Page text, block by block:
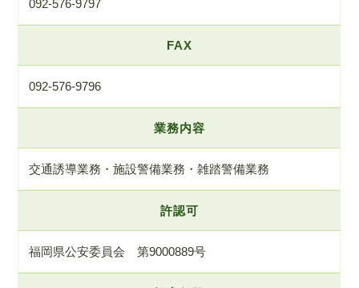
092-576-9797
FAX
092-576-9796
業務内容
交通誘導業務・施設警備業務・雑踏警備業務
許認可
福岡県公安委員会 第9000889号